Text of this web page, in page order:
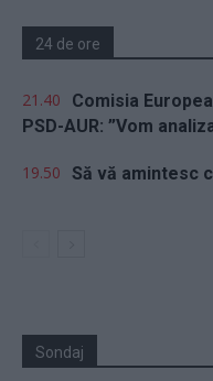
24 de ore
21.40
Comisia
PSD-AUR: ”Vom
19.50 Să vă amintesc
Sondaj